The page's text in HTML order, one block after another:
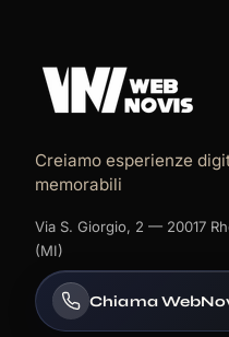
Creiamo esperienze
memorabili
Via S. Giorgio, 2 — 20017
(MI)
Chiama